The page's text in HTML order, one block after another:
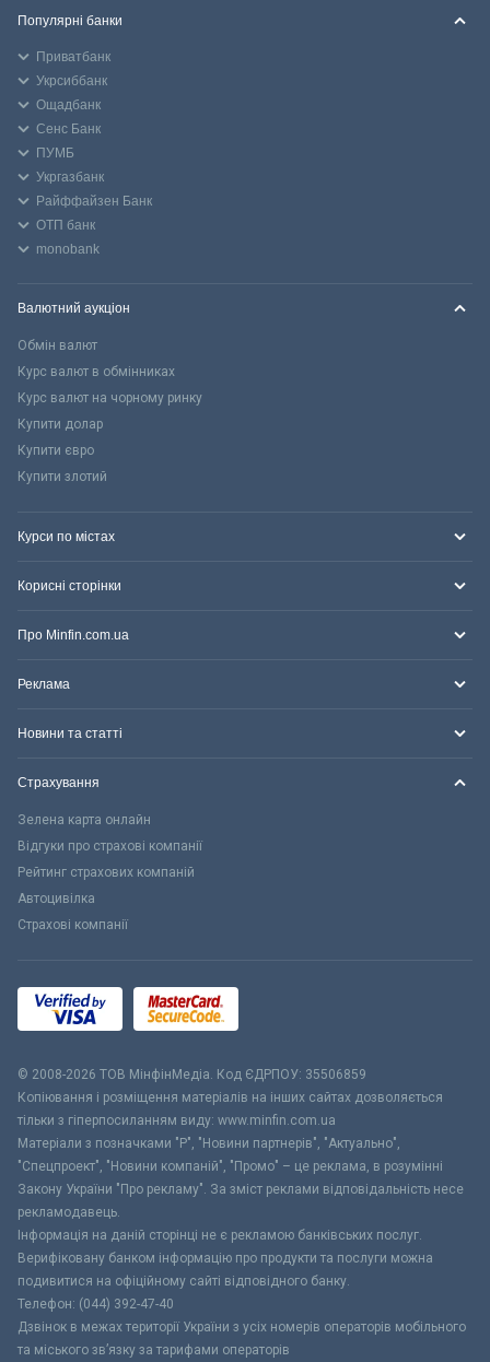
Популярні банки
Приватбанк
Укрсиббанк
Ощадбанк
Сенс Банк
ПУМБ
Укргазбанк
Райффайзен Банк
ОТП банк
monobank
Валютний аукціон
Обмін валют
Курс валют в обмінниках
Курс валют на чорному ринку
Купити долар
Купити євро
Купити злотий
Курси по містах
Корисні сторінки
Про Minfin.com.ua
Реклама
Новини та статті
Страхування
Зелена карта онлайн
Відгуки про страхові компанії
Рейтинг страхових компаній
Автоцивілка
Страхові компанії
© 2008-2026 ТОВ МiнфiнМедiа. Код ЄДРПОУ: 35506859
Копіювання і розміщення матеріалів на інших сайтах дозволяється
тільки з гіперпосиланням виду: www.minfin.com.ua
Матеріали з позначками "Р", "Новини партнерів", "Актуально",
"Спецпроект", "Новини компаній", "Промо" – це реклама, в розумінні
Закону України "Про рекламу". За зміст реклами відповідальність несе
рекламодавець.
Інформація на даній сторінці не є рекламою банківських послуг.
Верифіковану банком інформацію про продукти та послуги можна
подивитися на офіційному сайті відповідного банку.
Телефон: (044) 392-47-40
Дзвінок в межах території України з усіх номерів операторів мобільного
та міського зв’язку за тарифами операторів